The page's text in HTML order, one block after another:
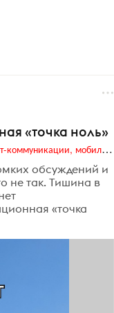
«точка ноль»
Digital (web-дизайн, интернет-реклама и продвижение, интернет-сообщества и блоги, интернет-коммуникации, мобильный маркетинг, реклама на цифровых экранах)
обсуждений и
не так. Тишина в
«точка